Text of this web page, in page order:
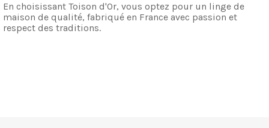
En choisissant Toison d'Or, vous optez pour un linge de
maison de qualité, fabriqué en France avec passion et
respect des traditions.